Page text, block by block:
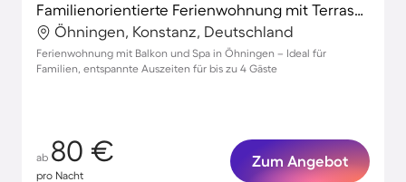
Familienorientierte Ferienwohnung mit Terrasse
Öhningen, Konstanz, Deutschland
Ferienwohnung mit Balkon und Spa in Öhningen – Ideal für
Familien, entspannte Auszeiten für bis zu 4 Gäste
ab 80 €
pro Nacht
Zum Angebot